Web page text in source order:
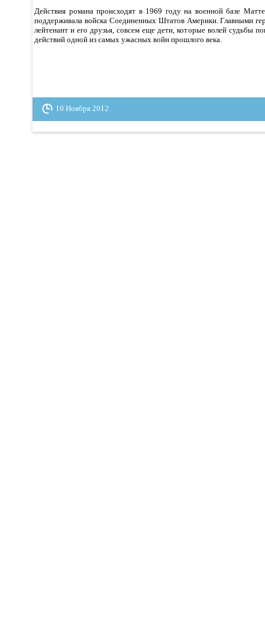
Действия романа происходят в 1969 году на военной базе
поддерживала войска Соединенных Штатов Америки. Главными
лейтенант и его друзья, совсем еще дети, которые волей судьбы
действий одной из самых ужасных войн прошлого века.
10 Ноября 2012